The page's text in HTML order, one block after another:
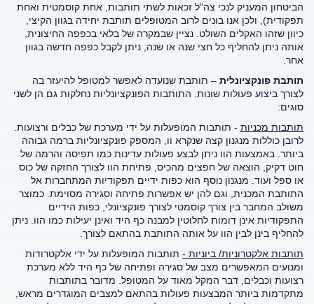
הביטחון המעניק לנכי צה"ל זכאות לשתי תותבות, אחת קוסמטית ואחת
תפקודית), ולכן אנו בונים לרוב המטופלים תותבת יחידה בגוון הקיצי,
כיוון שזהו האקלים השולט. נציין שבמקרה של בלאי בכפפה החיצונית,
אותה ניתן להחליף כל חצי שנה או שנה, ניתן לקבל כפפה חדשה בגוון
אחר.
תותבת פונקציונלית – תותבת שנועדה לאפשר למטופל להיעזר בה
לצורך ביצוע פעולות שונות. התותבות הפונקציונליות נחלקות גם הן לשני
סוגים:
תותבות מכניות - תותבות המופעלות על ידי מערכת של כבלים ורצועות.
לרובן כוללות מנגנון קצה שנקרא וו, המספק פונקציונליות ברמה גבוהה
ביותר. באמצעות הוו ניתן לבצע פעולות עדינות כמו תפיסה והרמה של
חוט דקיק, הוצאה של חפצים מהכיס, פתיחת הוו לצורך החזקה של כוס
או ספל ועוד. מנגנון נוסף הוא כפות ידיים תפקודיות המתחברות אל
התותבת המכנית, וגם להן יש אפשרות פתיחה וסגירה מסוימת. כמוצר
משולב המחבר בין צורך קוסמטי לצורך פונקציונלי, כפות הידיים
התפקודיות אינן דומות לחלוטין למבנה כף היד ואינן יעילות כמו הוו. ניתן
להחליף בינן לבין הוו על אותה התותבת בהתאם לצורך.
תותבות אלקטרוניות/ ביוניות - תותבות המופעלות על ידי אלקטרודות
ומנועים המאפשרים מצב של סגירה ופתיחה של כף היד ללא מערכת
רצועות וכבלים, דבר המקל מאוד על המטופל. מדובר בתותבות
מתקדמות ביותר המבצעות פעולות בהתאם למצבים המוגדרים מראש,